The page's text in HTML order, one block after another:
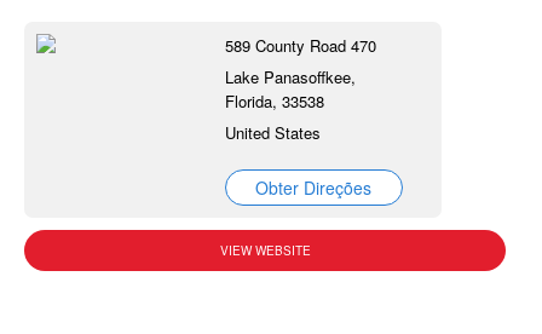
589 County Road 470
Lake Panasoffkee,
Florida, 33538
United States
Obter Direções
VIEW WEBSITE